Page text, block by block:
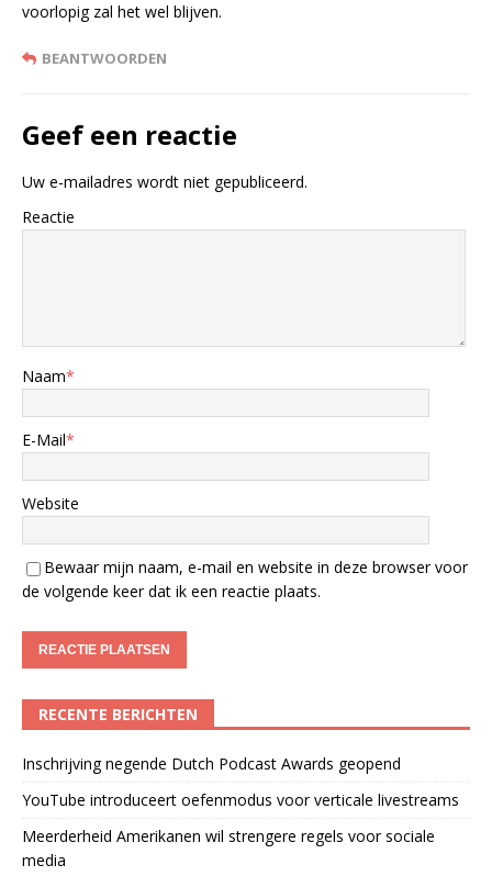
voorlopig zal het wel blijven.
BEANTWOORDEN
Geef een reactie
Uw e-mailadres wordt niet gepubliceerd.
Reactie
Naam*
E-Mail*
Website
Bewaar mijn naam, e-mail en website in deze browser voor
de volgende keer dat ik een reactie plaats.
RECENTE BERICHTEN
Inschrijving negende Dutch Podcast Awards geopend
YouTube introduceert oefenmodus voor verticale livestreams
Meerderheid Amerikanen wil strengere regels voor sociale
media